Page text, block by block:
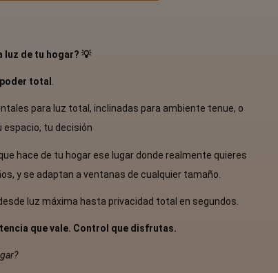
luz de tu hogar? 💡
poder total
para luz total, inclinadas para ambiente tenue, o
espacio, tu decisión
hace de tu hogar ese lugar donde realmente quieres
y se adaptan a ventanas de cualquier tamaño.
luz máxima hasta privacidad total en segundos.
que vale. Control que disfrutas.